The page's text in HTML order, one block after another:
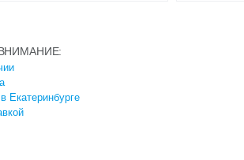
Екатеринбурге